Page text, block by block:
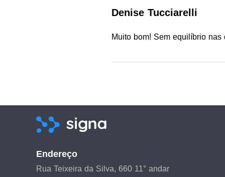
Denise Tucciarelli
Muito bom! Sem equilíbrio
Endereço
Rua Teixeira da Silva, 660 11° andar